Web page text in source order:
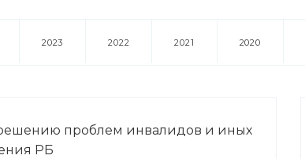
2023 2022 2021 2020
проблем инвалидов и иных
РБ